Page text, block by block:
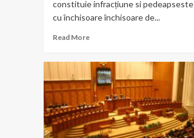
constituie infracțiune si pedeapseste
cu închisoare închisoare de...
Read More